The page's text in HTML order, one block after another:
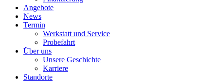
Angebote
News
Termin
Werkstatt und Service
Probefahrt
Über uns
Unsere Geschichte
Karriere
Standorte